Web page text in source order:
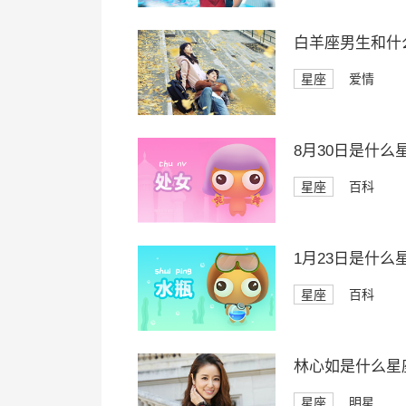
白羊座男生和
星座 爱情
8月30日是什么
星座 百科
1月23日是什么
星座 百科
林心如是什么星
星座 明星